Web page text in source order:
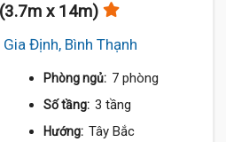
x 14m)
Định, Bình Thạnh
Phòng ngủ: 7 phòng
Số tầng: 3 tầng
Hướng: Tây Bắc